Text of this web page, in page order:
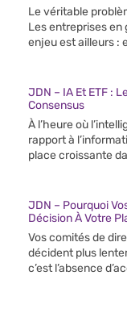
Le véritable
Les entreprises
enjeu est ailleurs :
JDN – IA Et ETF :
Consensus
À l’heure où
rapport à
place croissante
JDN – Pourquoi
Décision À Votre
Vos comités de
décident plus
c’est l’absence